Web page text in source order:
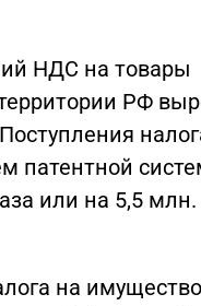
НДС на товары
РФ
патентной
или на 5,5 млн.
на имущество